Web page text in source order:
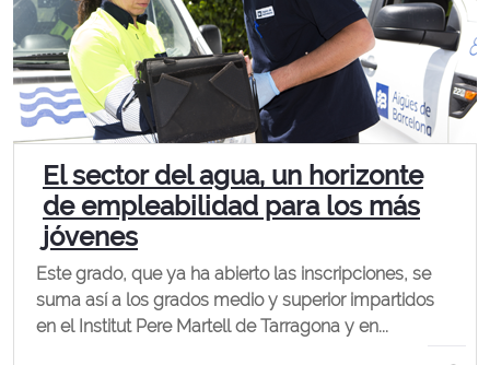
El sector del agua, un horizonte
de empleabilidad para los más
jóvenes
Este grado, que ya ha abierto las inscripciones, se
suma así a los grados medio y superior impartidos
en el Institut Pere Martell de Tarragona y en...